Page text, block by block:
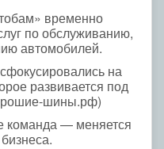
временно
по обслуживанию,
автомобилей.
на
развивается под
шины.рф)
команда — меняется